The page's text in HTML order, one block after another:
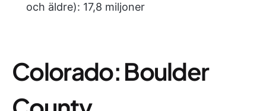
och äldre): 17,8 miljoner
Colorado: Boulder